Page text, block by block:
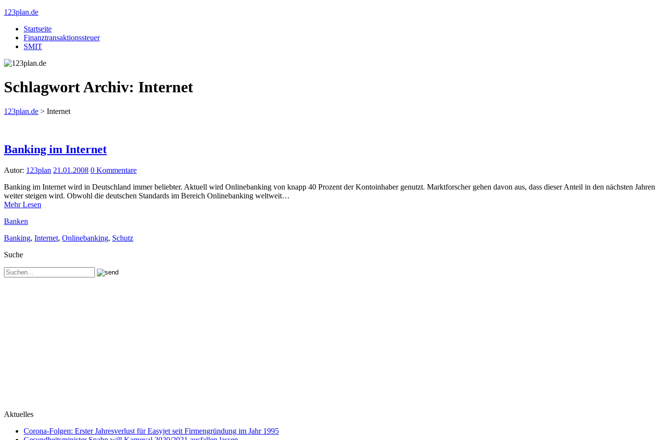
123plan.de
Startseite
Finanztransaktionssteuer
SMIT
Schlagwort Archiv: Internet
123plan.de > Internet
Banking im Internet
Autor: 123plan 21.01.2008 0 Kommentare
Banking im Internet wird in Deutschland immer beliebter. Aktuell wird Onlinebanking von knapp 40 Prozent der Kontoinhaber genutzt. Marktforscher gehen davon aus, dass dieser Anteil in den nächsten Jahren
weiter steigen wird. Obwohl die deutschen Standards im Bereich Onlinebanking weltweit…
Mehr Lesen
Banken
Banking, Internet, Onlinebanking, Schutz
Suche
Aktuelles
Corona-Folgen: Erster Jahresverlust für Easyjet seit Firmengründung im Jahr 1995